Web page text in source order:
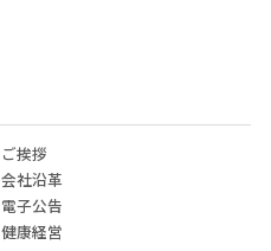
ご挨拶
会社沿革
電子公告
健康経営